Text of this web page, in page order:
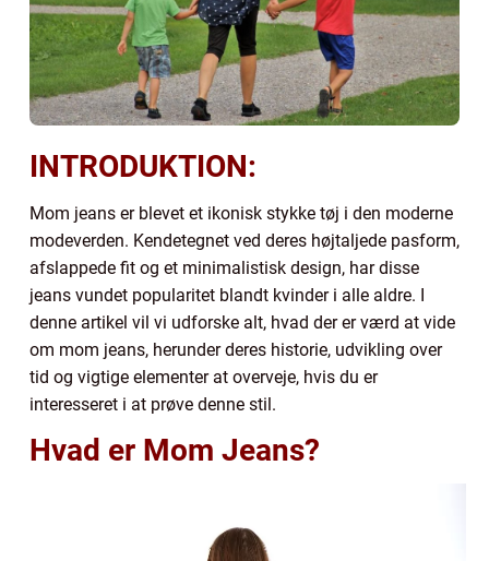
INTRODUKTION:
Mom jeans er blevet et ikonisk stykke tøj i den moderne
modeverden. Kendetegnet ved deres højtaljede pasform,
afslappede fit og et minimalistisk design, har disse
jeans vundet popularitet blandt kvinder i alle aldre. I
denne artikel vil vi udforske alt, hvad der er værd at vide
om mom jeans, herunder deres historie, udvikling over
tid og vigtige elementer at overveje, hvis du er
interesseret i at prøve denne stil.
Hvad er Mom Jeans?